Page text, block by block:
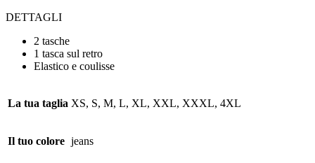
DETTAGLI
2 tasche
1 tasca sul retro
Elastico e coulisse
La tua taglia XS, S, M, L, XL, XXL, XXXL, 4XL
Il tuo colore jeans